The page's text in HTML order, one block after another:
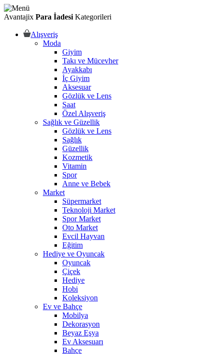
Avantajix Para İadesi Kategorileri
Alışveriş
Moda
Giyim
Takı ve Mücevher
Ayakkabı
İç Giyim
Aksesuar
Gözlük ve Lens
Saat
Özel Alışveriş
Sağlık ve Güzellik
Gözlük ve Lens
Sağlık
Güzellik
Kozmetik
Vitamin
Spor
Anne ve Bebek
Market
Süpermarket
Teknoloji Market
Spor Market
Oto Market
Evcil Hayvan
Eğitim
Hediye ve Oyuncak
Oyuncak
Çiçek
Hediye
Hobi
Koleksiyon
Ev ve Bahçe
Mobilya
Dekorasyon
Beyaz Eşya
Ev Aksesuarı
Bahçe